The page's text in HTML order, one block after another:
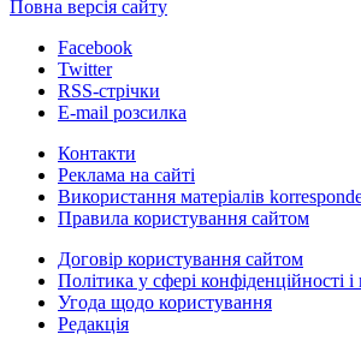
Повна версія сайту
Facebook
Twitter
RSS-стрічки
E-mail розсилка
Контакти
Реклама на сайті
Використання матеріалів
Правила користування сайтом
Договір користування сайтом
Політика у сфері конфіденційності
Угода щодо користування
Редакція